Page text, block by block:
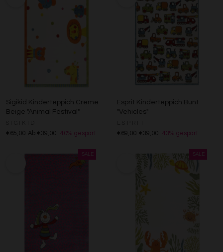
Sigikid Kinderteppich Creme
Beige "Animal Festival"
€65,00 Ab €39,00 40% gespart
Esprit Kinderteppich Bunt
"Vehicles"
€69,00 €39,00 43% gespart